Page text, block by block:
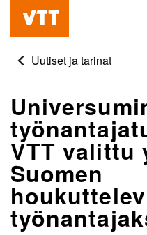
Hyppää
pääsisältöön
Beyond
obviousUutiset ja tarinat
VTT valittu
Suomen